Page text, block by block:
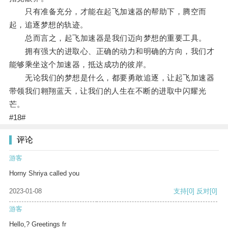
只有准备充分，才能在起飞加速器的帮助下，腾空而
起，追逐梦想的轨迹。
总而言之，起飞加速器是我们迈向梦想的重要工具。
拥有强大的进取心、正确的动力和明确的方向，我们才
能够乘坐这个加速器，抵达成功的彼岸。
无论我们的梦想是什么，都要勇敢追逐，让起飞加速器
带领我们翱翔蓝天，让我们的人生在不断的进取中闪耀光
芒。
#18#
评论
游客
Horny Shriya called you
2023-01-08 支持[0] 反对[0]
游客
Hello,? Greetings fr